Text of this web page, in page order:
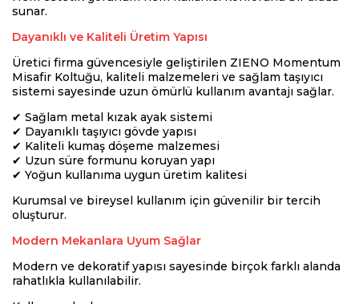
sunar.
Dayanıklı ve Kaliteli Üretim Yapısı
Üretici firma güvencesiyle geliştirilen ZIENO Momentum
Misafir Koltuğu, kaliteli malzemeleri ve sağlam taşıyıcı
sistemi sayesinde uzun ömürlü kullanım avantajı sağlar.
✔ Sağlam metal kızak ayak sistemi
✔ Dayanıklı taşıyıcı gövde yapısı
✔ Kaliteli kumaş döşeme malzemesi
✔ Uzun süre formunu koruyan yapı
✔ Yoğun kullanıma uygun üretim kalitesi
Kurumsal ve bireysel kullanım için güvenilir bir tercih
oluşturur.
Modern Mekanlara Uyum Sağlar
Modern ve dekoratif yapısı sayesinde birçok farklı alanda
rahatlıkla kullanılabilir.